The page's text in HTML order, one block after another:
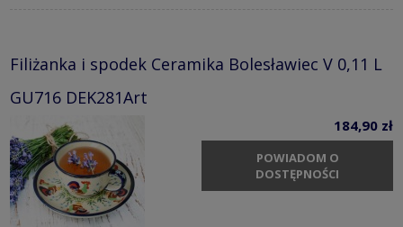
Filiżanka i spodek Ceramika Bolesławiec V 0,11 L
GU716 DEK281Art
184,90 zł
POWIADOM O
DOSTĘPNOŚCI